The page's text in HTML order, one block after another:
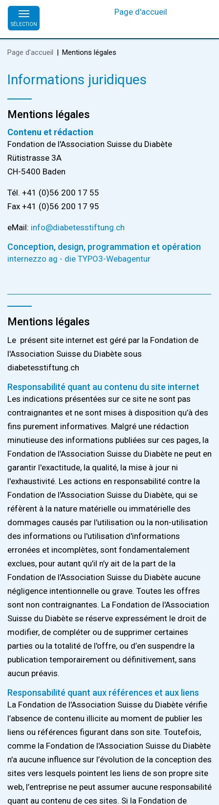
SÉLECTION
Page d'accueil
Page d'accueil Mentions légales
Informations juridiques
Mentions légales
Contenu et rédaction
Fondation de l'Association Suisse du Diabète
Rütistrasse 3A
CH-5400 Baden
Tél. +41 (0)56 200 17 55
Fax +41 (0)56 200 17 95
eMail: info@diabetesstiftung.ch
Conception, design, programmation et opération
internezzo ag - die TYPO3-Webagentur
Mentions légales
Le présent site internet est géré par la Fondation de
l'Association Suisse du Diabète sous
diabetesstiftung.ch
Responsabilité quant au contenu du site internet
Les indications présentées sur ce site ne sont pas
contraignantes et ne sont mises à disposition qu’à des
fins purement informatives. Malgré une rédaction
minutieuse des informations publiées sur ces pages, la
Fondation de l'Association Suisse du Diabète ne peut en
garantir l'exactitude, la qualité, la mise à jour ni
l'exhaustivité. Les actions en responsabilité contre la
Fondation de l'Association Suisse du Diabète, qui se
réfèrent à la nature matérielle ou immatérielle des
dommages causés par l'utilisation ou la non-utilisation
des informations ou l'utilisation d'informations
erronées et incomplètes, sont fondamentalement
exclues, pour autant qu’il n’y ait de la part de la
Fondation de l'Association Suisse du Diabète aucune
négligence intentionnelle ou grave. Toutes les offres
sont non contraignantes. La Fondation de l'Association
Suisse du Diabète se réserve expressément le droit de
modifier, de compléter ou de supprimer certaines
parties ou la totalité de l'offre, ou d’en suspendre la
publication temporairement ou définitivement, sans
aucun préavis.
Responsabilité quant aux références et aux liens
La Fondation de l'Association Suisse du Diabète vérifie
l’absence de contenu illicite au moment de publier les
liens ou références figurant dans son site. Toutefois,
comme la Fondation de l'Association Suisse du Diabète
n'a aucune influence sur l’évolution de la conception des
sites vers lesquels pointent les liens de son propre site
web, l’entreprise ne peut assumer aucune responsabilité
quant au contenu de ces sites. Si la Fondation de